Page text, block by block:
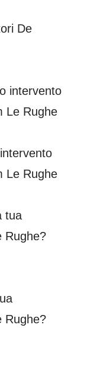
De
Le Rughe
Rughe?